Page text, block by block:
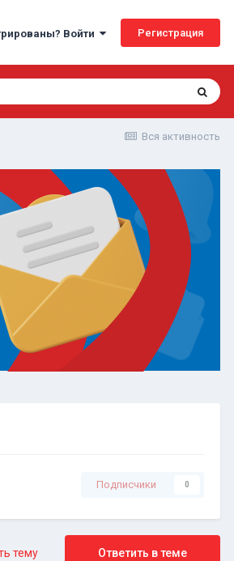
Войти Регистрация
Вся активность
Подписчики 0
Ответить в теме
тему